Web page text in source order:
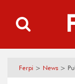
Ferpi > News >